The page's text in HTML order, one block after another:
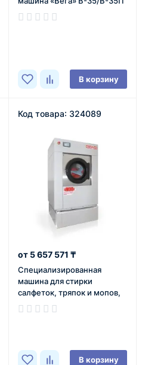
В корзину
Код товара: 324089
5 657 571 ₸
Специализированная
машина для стирки
салфеток, тряпок и мопов,
загрузкой 20 кг.
ВО-20.МОП
В корзину